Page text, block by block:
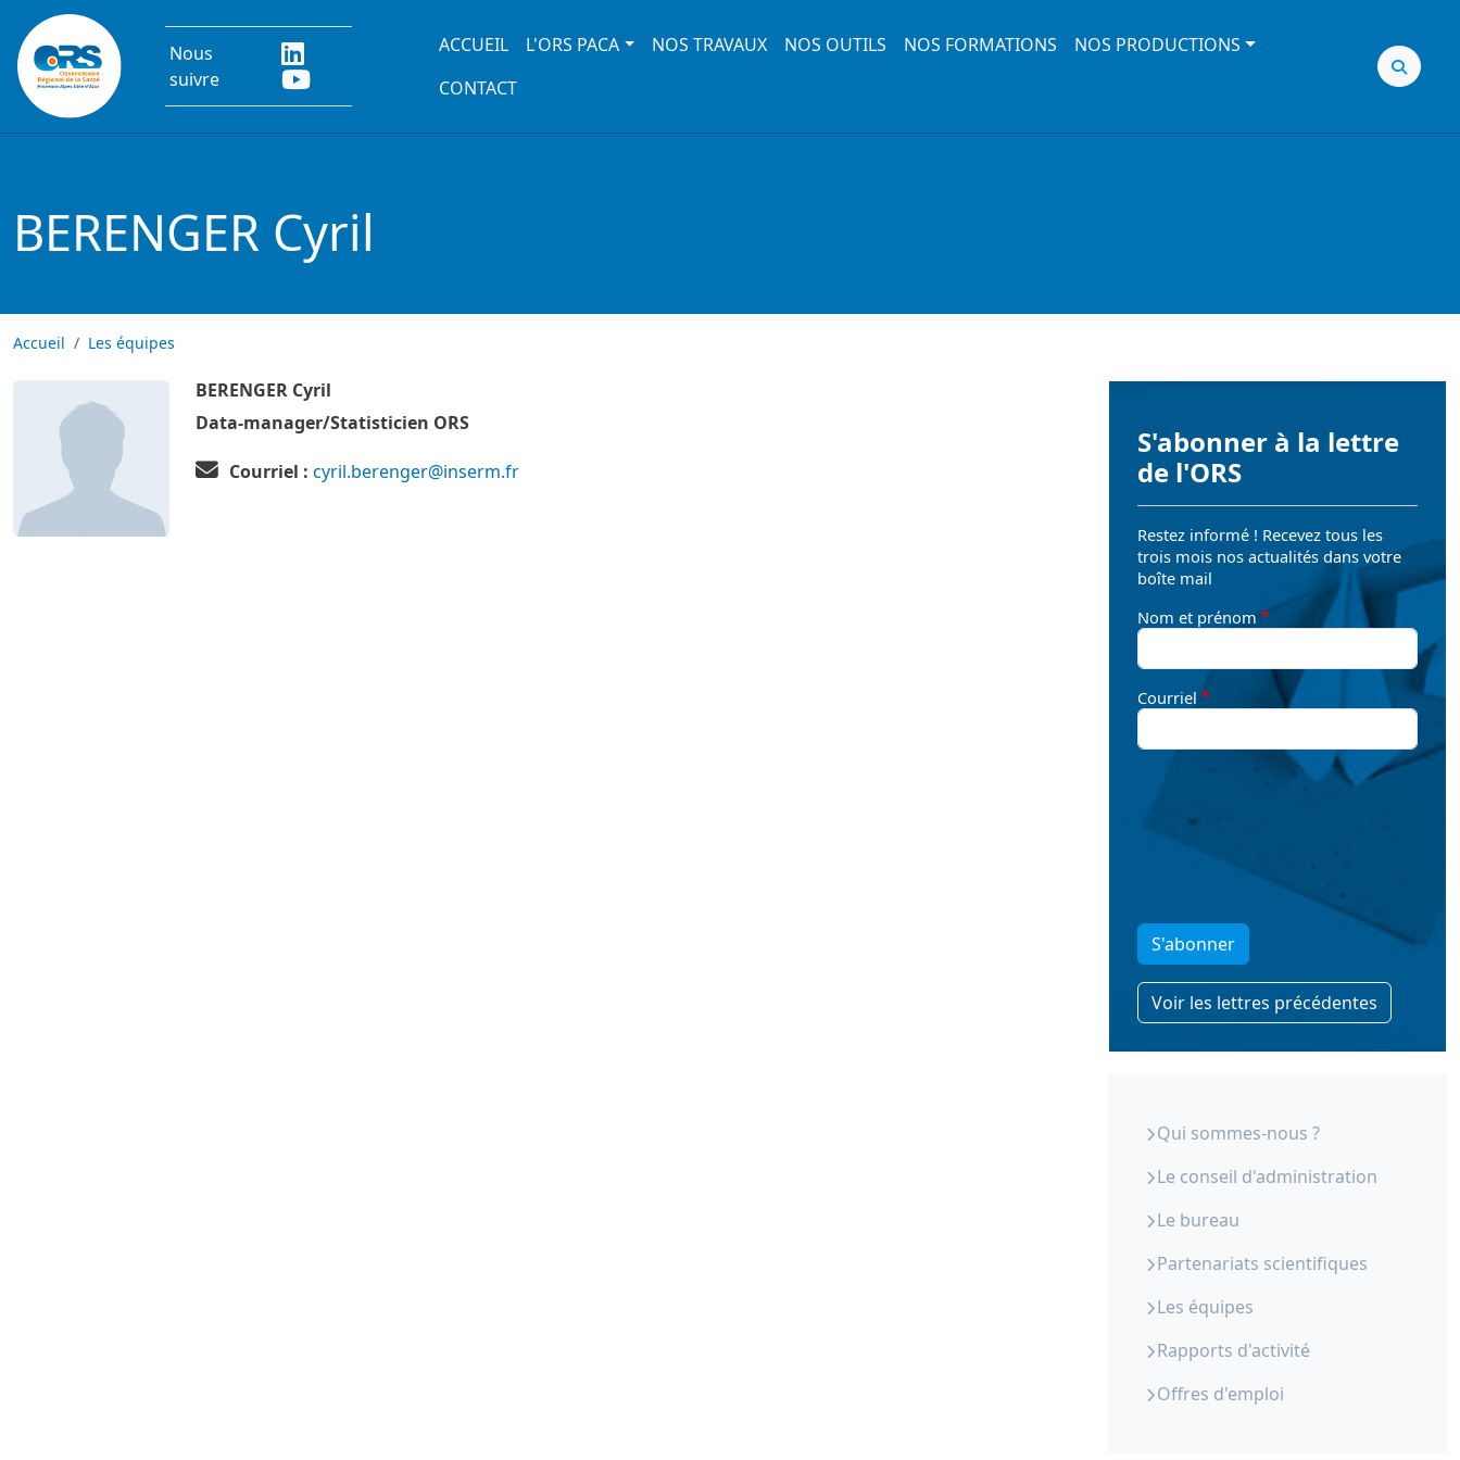
Aller au contenu principal
Nous
suivre
Main navigation
ACCUEIL L'ORS PACA NOS TRAVAUX NOS OUTILS NOS FORMATIONS
NOS PRODUCTIONS
CONTACT
BERENGER Cyril
Accueil Les équipes
BERENGER Cyril
Data-manager/Statisticien ORS
Courriel : cyril.berenger@inserm.fr
S'abonner à la lettre
de l'ORS
Restez informé ! Recevez tous les
trois mois nos actualités dans votre
boîte mail
Nom et prénom
Courriel
S'abonner
Voir les lettres précédentes
Qui sommes-nous ?
Le conseil d'administration
Le bureau
Partenariats scientifiques
Les équipes
Rapports d'activité
Offres d'emploi